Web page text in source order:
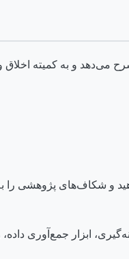
شرح می‌دهد و به کمیته
و شکاف‌های پژوهشی را
ابزار جمع‌آوری